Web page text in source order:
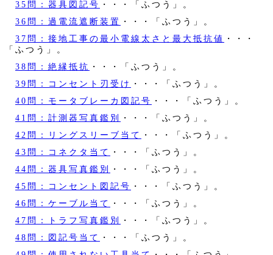
35問：器具図記号 ・・・「ふつう」。
36問：過電流遮断装置 ・・・「ふつう」。
37問：接地工事の最小電線太さと最大抵抗値
・・・
「ふつう」。
38問：絶縁抵抗 ・・・「ふつう」。
39問：コンセント刃受け
・・・「ふつう」。
40問：モータブレーカ図記号 ・・・「ふつう」。
41問：計測器写真鑑別
・・・「ふつう」。
42問：リングスリーブ当て
・・・「ふつう」。
43問：コネクタ当て
・・・「ふつう」。
44問：器具写真鑑別
・・・「ふつう」。
45問：コンセント図記号 ・・・「ふつう」。
46問：ケーブル当て
・・・「ふつう」。
47問：トラフ写真鑑別
・・・「ふつう」。
48問：図記号当て
・・・「ふつう」。